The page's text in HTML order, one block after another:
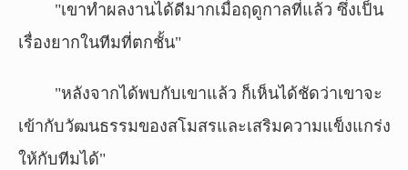
"เขาทำผลงานได้ดีมากเมื่อฤดูกาลที่แล้ว ซึ่งเป็น
เรื่องยากในทีมที่ตกชั้น"
"หลังจากได้พบกับเขาแล้ว ก็เห็นได้ชัดว่าเขาจะ
เข้ากับวัฒนธรรมของสโมสรและเสริมความแข็งแกร่ง
ให้กับทีมได้"